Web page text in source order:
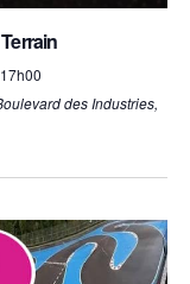
des Industries,